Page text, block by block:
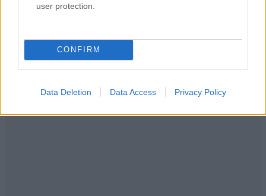
user protection.
CONFIRM
Data Deletion Data Access Privacy Policy
06·08·2026 18:51
την προσωπική του ζωή: «Δεν αποτελεί
αντικείμενο δημόσιας συζήτησης»